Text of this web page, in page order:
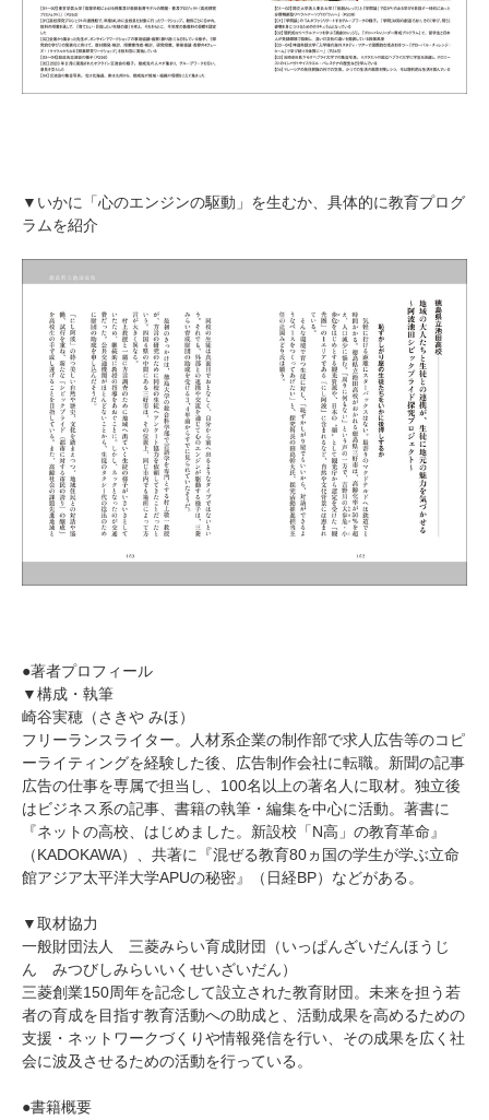
▼いかに「心のエンジンの駆動」を生むか、具体的に教育プログ
ラムを紹介
●著者プロフィール
▼構成・執筆
崎谷実穂（さきや みほ）
フリーランスライター。人材系企業の制作部で求人広告等のコピ
ーライティングを経験した後、広告制作会社に転職。新聞の記事
広告の仕事を専属で担当し、100名以上の著名人に取材。独立後
はビジネス系の記事、書籍の執筆・編集を中心に活動。著書に
『ネットの高校、はじめました。新設校「N高」の教育革命』
（KADOKAWA）、共著に『混ぜる教育80ヵ国の学生が学ぶ立命
館アジア太平洋大学APUの秘密』（日経BP）などがある。
▼取材協力
一般財団法人 三菱みらい育成財団（いっぱんざいだんほうじ
ん みつびしみらいいくせいざいだん）
三菱創業150周年を記念して設立された教育財団。未来を担う若
者の育成を目指す教育活動への助成と、活動成果を高めるための
支援・ネットワークづくりや情報発信を行い、その成果を広く社
会に波及させるための活動を行っている。
●書籍概要